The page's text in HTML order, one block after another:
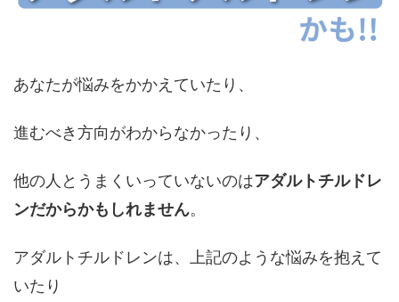
あなたが悩みをかかえていたり、
進むべき方向がわからなかったり、
他の人とうまくいっていないのはアダルトチルドレ
ンだからかもしれません。
アダルトチルドレンは、上記のような悩みを抱えて
いたり